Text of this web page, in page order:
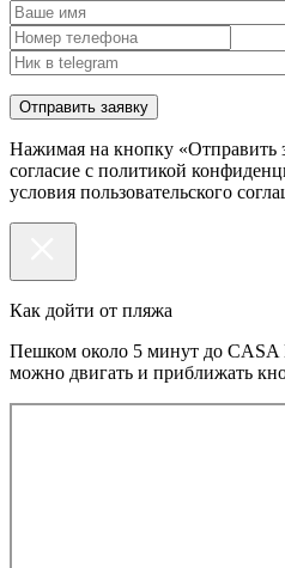
Нажимая на кнопку «Отправить
согласие с политикой
условия пользовательского
Как дойти от пляжа
Пешком около 5 минут до
можно двигать и приближать